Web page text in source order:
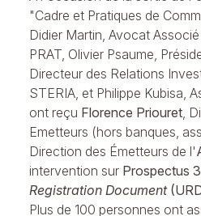
"Cadre et Pratiques de
Didier Martin, Avocat
PRAT, Olivier Psaume,
Directeur des Relations
STERIA, et Philippe Kubisa,
ont reçu Florence Priouret,
Emetteurs (hors banques,
Direction des Émetteurs de l'
intervention sur Prospectus
Registration Document
Plus de 100 personnes ont